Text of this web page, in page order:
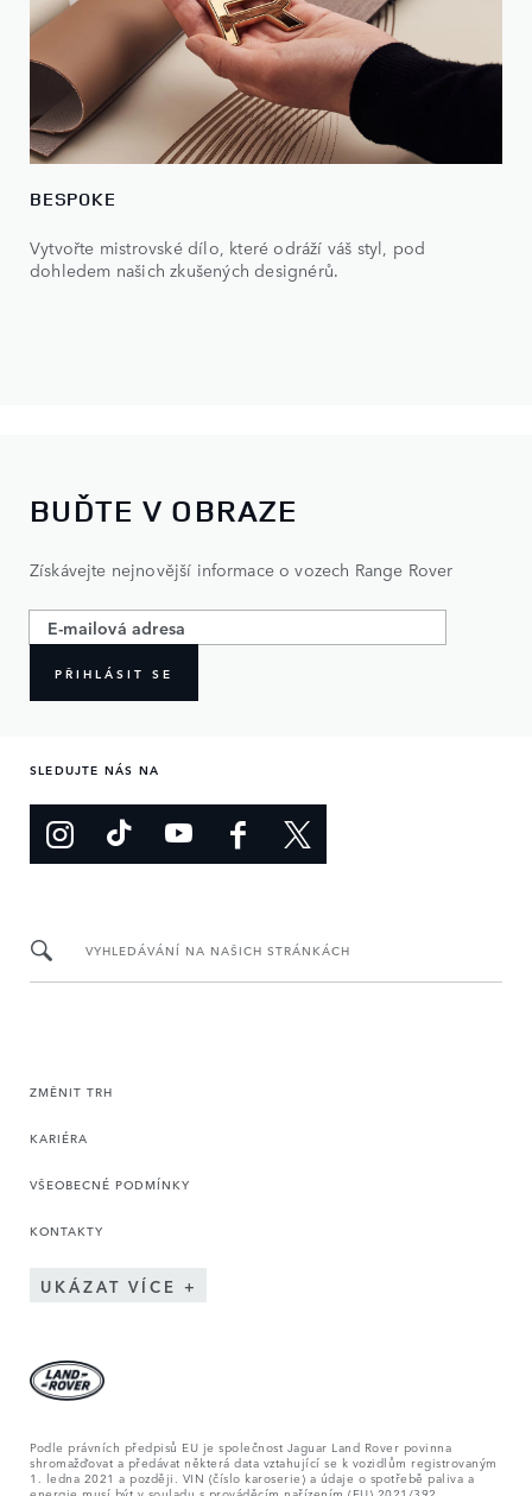
BESPOKE
Vytvořte mistrovské dílo, které odráží váš styl, pod
dohledem našich zkušených designérů.
BUĎTE V OBRAZE
Získávejte nejnovější informace o vozech Range Rover
PŘIHLÁSIT SE
SLEDUJTE NÁS NA
VYHLEDÁVÁNÍ NA NAŠICH STRÁNKÁCH
ZMĚNIT TRH
KARIÉRA
VŠEOBECNÉ PODMÍNKY
KONTAKTY
UKÁZAT VÍCE
Podle právních předpisů EU je společnost Jaguar Land Rover povinna
shromažďovat a předávat některá data vztahující se k vozidlům registrovaným
1. ledna 2021 a později. VIN (číslo karoserie) a údaje o spotřebě paliva a
energie musí být v souladu s prováděcím nařízením (EU) 2021/392